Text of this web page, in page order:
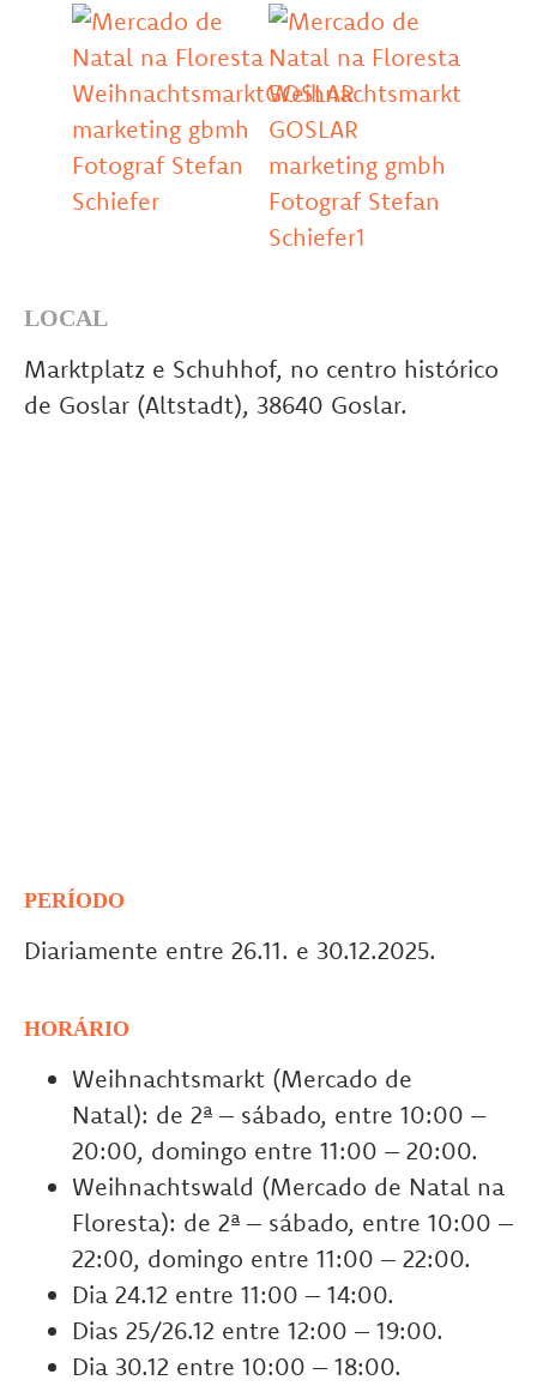
LOCAL
Marktplatz e Schuhhof, no centro histórico
de Goslar (Altstadt), 38640 Goslar.
PERÍODO
Diariamente entre 26.11. e 30.12.2025.
HORÁRIO
Weihnachtsmarkt (Mercado de
Natal): de 2ª – sábado, entre 10:00 –
20:00, domingo entre 11:00 – 20:00.
Weihnachtswald (Mercado de Natal na
Floresta): de 2ª – sábado, entre 10:00 –
22:00, domingo entre 11:00 – 22:00.
Dia 24.12 entre 11:00 – 14:00.
Dias 25/26.12 entre 12:00 – 19:00.
Dia 30.12 entre 10:00 – 18:00.